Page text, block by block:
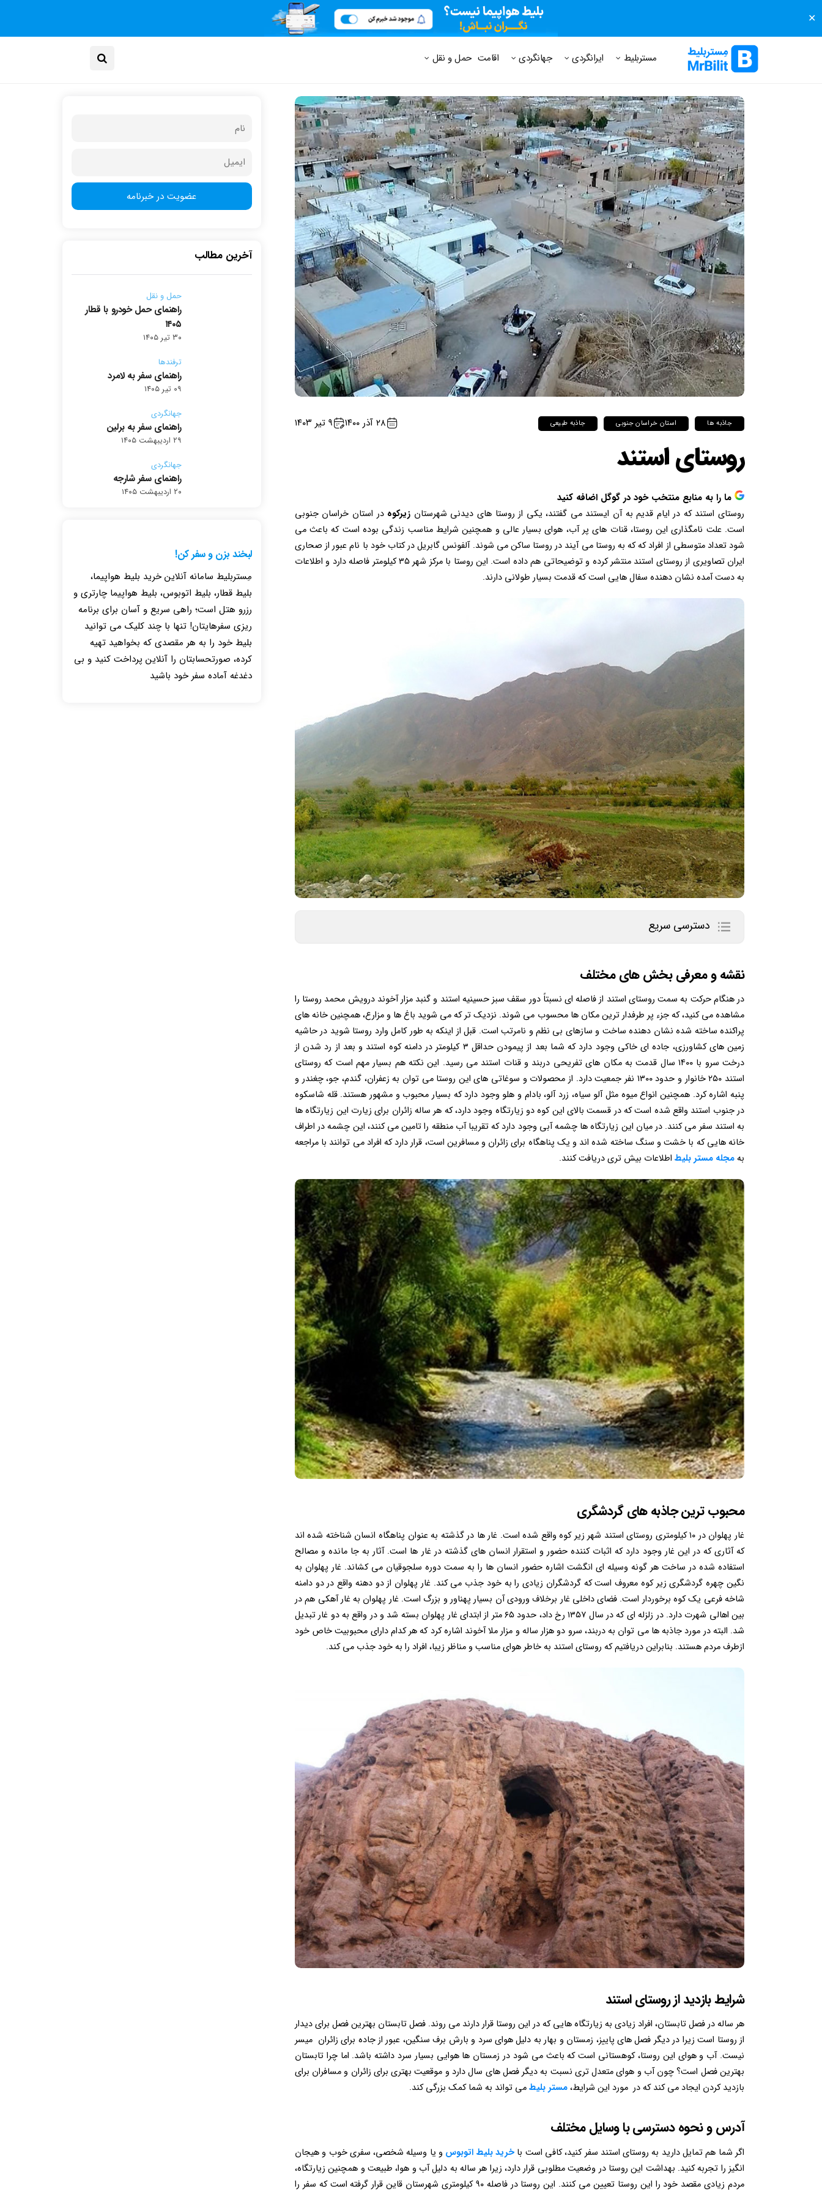
✕
مستر بلیط مجله مستر بلیط پرسش های متداول
مستربلیط ایرانگردی جهانگردی اقامت حمل و نقل
جاذبه ها استان خراسان جنوبی جاذبه طبیعی ۲۸ آذر ۱۴۰۰ ۹ تیر ۱۴۰۳
روستای استند
ما را به منابع منتخب خود در گوگل اضافه کنید
روستای استند که در ایام قدیم به آن ایستند می گفتند، یکی از روستا های دیدنی شهرستان زیرکوه در استان خراسان جنوبی
است. علت نامگذاری این روستا، قنات های پر آب، هوای بسیار عالی و همچنین شرایط مناسب زندگی بوده است که باعث می
شود تعداد متوسطی از افراد که که به روستا می آیند در روستا ساکن می شوند. آلفونس گابریل در کتاب خود با نام عبور از صحاری
ایران تصاویری از روستای استند منتشر کرده و توضیحاتی هم داده است. این روستا با مرکز شهر ۳۵ کیلومتر فاصله دارد و اطلاعات
به دست آمده نشان دهنده سفال هایی است که قدمت بسیار طولانی دارند.
دسترسی سریع
نقشه و معرفی بخش های مختلف
در هنگام حرکت به سمت روستای استند از فاصله ای نسبتاً دور سقف سبز حسینیه استند و گنبد مزار آخوند درویش محمد روستا را
مشاهده می کنید، که جزء پر طرفدار ترین مکان ها محسوب می شوند‌. نزدیک تر که می شوید باغ ها و مزارع، همچنین خانه های
پراکنده ساخته شده نشان دهنده ساخت و سازهای بی نظم و نامرتب است. قبل از اینکه به طور کامل وارد روستا شوید در حاشیه
زمین های کشاورزی، جاده ای خاکی وجود دارد که شما بعد از پیمودن حداقل ۳ کیلومتر در دامنه کوه استند و بعد از رد شدن از
درخت سرو با ۱۴۰۰ سال قدمت به مکان های تفریحی دربند و قنات استند می رسید. این نکته هم بسیار مهم است که روستای
استند ۲۵۰ خانوار و حدود ۱۳۰۰ نفر جمعیت دارد. از محصولات و سوغاتی های این روستا می توان به زعفران، گندم، جو، چغندر و
پنبه اشاره کرد. همچنین انواع میوه مثل آلو سیاه، زرد آلو، بادام و هلو وجود دارد که بسیار محبوب و مشهور هستند. قله شاسکوه
در جنوب استند واقع شده است که در قسمت بالای این کوه دو زیارتگاه وجود دارد، که هر ساله زائران برای زیارت این زیارتگاه ها
به استند سفر می کنند. در میان این زیارتگاه ها چشمه آبی وجود دارد که تقریبا آب منطقه را تامین می کنند، این چشمه در اطراف
خانه هایی که با خشت و سنگ ساخته شده اند و یک پناهگاه برای زائران و مسافرین است، قرار دارد که افراد می توانند با مراجعه
بهمجله مستر بلیط اطلاعات بیش تری دریافت کنند.
محبوب ترین جاذبه های گردشگری
غار پهلوان در ۱۰ کیلومتری روستای استند شهر زیر کوه واقع شده است. غار ها در گذشته به عنوان پناهگاه انسان شناخته شده اند
که آثاری که در این غار وجود دارد که اثبات کننده حضور و استقرار انسان های گذشته در غار ها است. آثار به جا مانده و مصالح
استفاده شده در ساخت هر گونه وسیله ای انگشت اشاره حضور انسان ها را به سمت دوره سلجوقیان می کشاند. غار پهلوان به
نگین چهره گردشگری زیر کوه معروف است که گردشگران زیادی را به خود جذب می کند. غار پهلوان از دو دهنه واقع در دو دامنه
شاخه فرعی یک کوه برخوردار است. فضای داخلی غار برخلاف ورودی آن بسیار پهناور و بزرگ است. غار پهلوان به غار آهکی هم در
بین اهالی شهرت دارد. در زلزله ای که در سال ۱۳۵۷ رخ داد، حدود ۶۵ متر از ابتدای غار پهلوان بسته شد و در واقع به دو غار تبدیل
شد. البته در مورد جاذبه ها می توان به دربند، سرو دو هزار ساله و مزار ملا آخوند اشاره کرد که هر کدام دارای محبوبیت خاص خود
ازطرف مردم هستند. بنابراین دریافتیم که روستای استند به خاطر هوای مناسب و مناظر زیبا، افراد را به خود جذب می کند.
شرایط بازدید از روستای استند
هر ساله در فصل تابستان، افراد زیادی به زیارتگاه هایی که در این روستا قرار دارند می روند. فصل تابستان بهترین فصل برای دیدار
از روستا است زیرا در دیگر فصل های پاییز، زمستان و بهار به دلیل هوای سرد و بارش برف سنگین، عبور از جاده برای زائران میسر
نیست. آب و هوای این روستا، کوهستانی است که باعث می شود در زمستان ها هوایی بسیار سرد داشته باشد. اما چرا تابستان
بهترین فصل است؟ چون آب و هوای متعدل تری نسبت به دیگر فصل های سال دارد و موقعیت بهتری برای زائران و مسافران برای
بازدید کردن ایجاد می کند که در مورد این شرایط،مستر بلیطمی تواند به شما کمک بزرگی کند.
آدرس و نحوه دسترسی با وسایل مختلف
اگر شما هم تمایل دارید به روستای استند سفر کنید، کافی است با خرید بلیط اتوبوس و یا وسیله شخصی، سفری خوب و هیجان
انگیز را تجربه کنید. بهداشت این روستا در وضعیت مطلوبی قرار دارد، زیرا هر ساله به دلیل آب و هوا، طبیعت و همچنین زیارتگاه،
مردم زیادی مقصد خود را این روستا تعیین می کنند. این روستا در فاصله ۹۰ کیلومتری شهرستان قاین قرار گرفته است که سفر را
آخرین مطالب
حمل و نقل
راهنمای حمل خودرو با قطار
۱۴۰۵
۳۰ تیر ۱۴۰۵
ترفندها
راهنمای سفر به لامرد
۰۹ تیر ۱۴۰۵
جهانگردی
راهنمای سفر به برلین
۲۹ اردیبهشت ۱۴۰۵
جهانگردی
راهنمای سفر شارجه
۲۰ اردیبهشت ۱۴۰۵
لبخند بزن و سفر کن!
مِستربلیط سامانه آنلاین خرید بلیط هواپیما،
بلیط قطار، بلیط اتوبوس، بلیط هواپیما چارتری و
رزرو هتل است؛ راهی سریع و آسان برای برنامه
ریزی سفرهایتان! تنها با چند کلیک می توانید
بلیط خود را به هر مقصدی که بخواهید تهیه
کرده، صورتحسابتان را آنلاین پرداخت کنید و بی
دغدغه آماده سفر خود باشید